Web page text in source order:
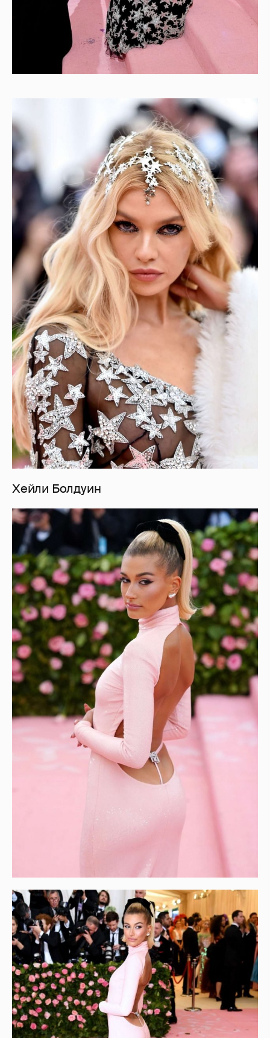
Хейли Болдуин